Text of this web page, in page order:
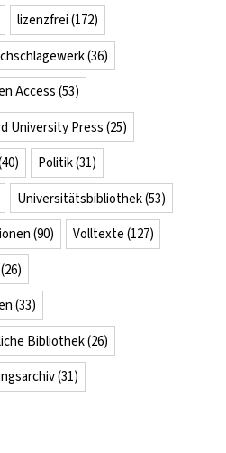
lizenzfrei (172)
(36)
Access (53)
University Press (25)
Politik(31)
Universitätsbibliothek(53)
(90) Volltexte (127)
(33)
Bibliothek(26)
(31)